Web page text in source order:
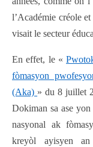
l’Académie créole
visait le secteur
En effet, le «
fòmasyon
(Aka) » du 8 juillet
Dokiman sa ase
nasyonal ak
kreyòl ayisyen